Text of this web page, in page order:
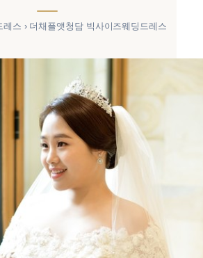
레스 › 더채플앳청담 빅사이즈웨딩드레스